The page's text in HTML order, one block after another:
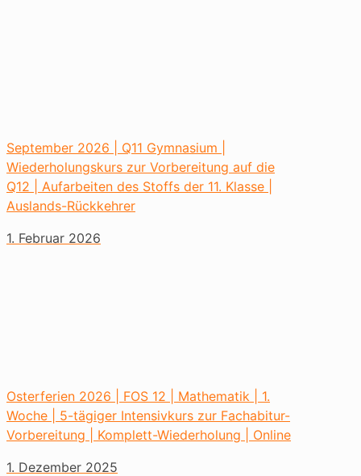
September 2026 | Q11 Gymnasium |
Wiederholungskurs zur Vorbereitung auf die
Q12 | Aufarbeiten des Stoffs der 11. Klasse |
Auslands-Rückkehrer
1. Februar 2026
Osterferien 2026 | FOS 12 | Mathematik | 1.
Woche | 5-tägiger Intensivkurs zur Fachabitur-
Vorbereitung | Komplett-Wiederholung | Online
1. Dezember 2025